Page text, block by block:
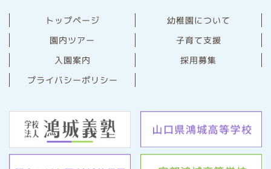
トップページ 幼稚園について
園内ツアー 子育て支援
⼊園案内 採用募集
プライバシーポリシー